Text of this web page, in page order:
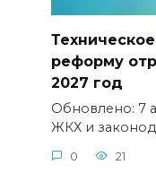
реформу
2027 год
Обновлено: 7
ЖКХ и
0 21